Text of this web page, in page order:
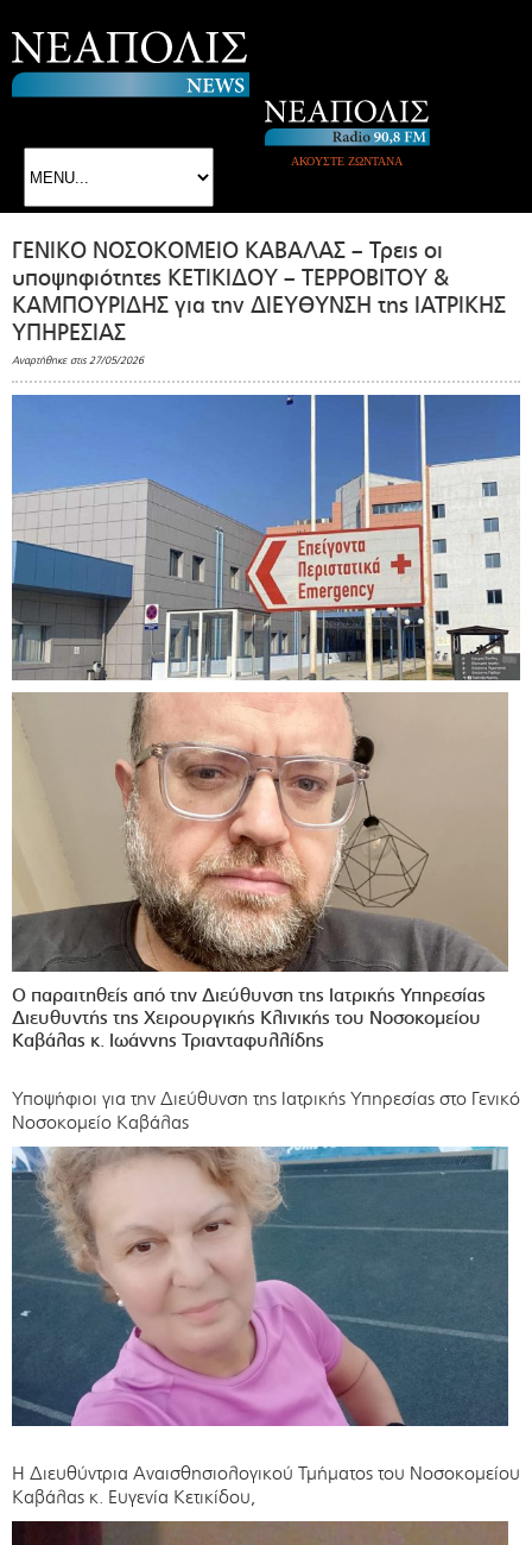
ΑΚΟΥΣΤΕ ΖΩΝΤΑΝΑ
ΓΕΝΙΚΟ ΝΟΣΟΚΟΜΕΙΟ ΚΑΒΑΛΑΣ – Τρεις οι
υποψηφιότητες ΚΕΤΙΚΙΔΟΥ – ΤΕΡΡΟΒΙΤΟΥ &
ΚΑΜΠΟΥΡΙΔΗΣ για την ΔΙΕΥΘΥΝΣΗ της ΙΑΤΡΙΚΗΣ
ΥΠΗΡΕΣΙΑΣ
Αναρτήθηκε στις 27/05/2026
Ο παραιτηθείς από την Διεύθυνση της Ιατρικής Υπηρεσίας
Διευθυντής της Χειρουργικής Κλινικής του Νοσοκομείου
Καβάλας κ. Ιωάννης Τριανταφυλλίδης
Υποψήφιοι για την Διεύθυνση της Ιατρικής Υπηρεσίας στο Γενικό
Νοσοκομείο Καβάλας
Η Διευθύντρια Αναισθησιολογικού Τμήματος του Νοσοκομείου
Καβάλας κ. Ευγενία Κετικίδου,